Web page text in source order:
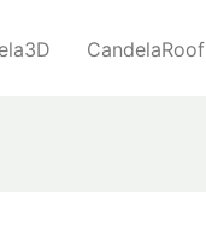
CandelaRoof